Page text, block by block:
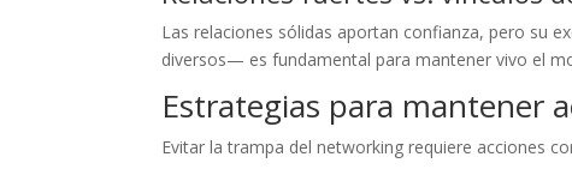
Las relaciones sólidas aportan confianza, pero su
diversos— es fundamental para mantener vivo el
Estrategias para mantener
Evitar la trampa del networking requiere acciones